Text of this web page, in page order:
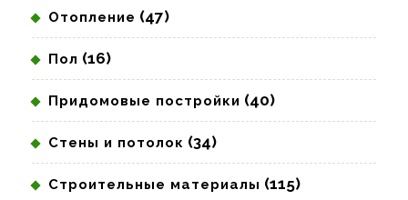
Отопление (47)
Пол (16)
Придомовые постройки (40)
Стены и потолок (34)
Строительные материалы (115)